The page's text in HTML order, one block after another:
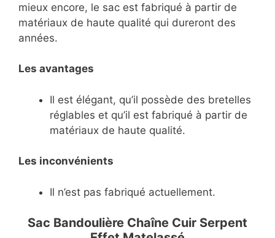
mieux encore, le sac est fabriqué à partir de
matériaux de haute qualité qui dureront des
années.
Les avantages
Il est élégant, qu’il possède des bretelles
réglables et qu’il est fabriqué à partir de
matériaux de haute qualité.
Les inconvénients
Il n’est pas fabriqué actuellement.
Sac Bandoulière Chaîne Cuir Serpent